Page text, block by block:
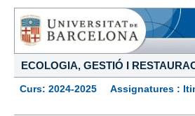
ECOLOGIA, GESTIÓ I
Curs: 2024-2025 Assignatures :